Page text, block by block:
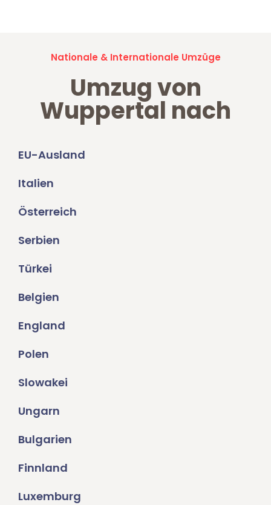
Nationale & Internationale Umzüge
Umzug von
Wuppertal nach
EU-Ausland
Italien
Österreich
Serbien
Türkei
Belgien
England
Polen
Slowakei
Ungarn
Bulgarien
Finnland
Luxemburg